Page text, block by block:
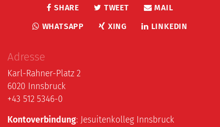
SHARE TWEET
MAIL
WHATSAPP
XING LINKEDIN
Adresse
Karl-Rahner-Platz 2
6020 Innsbruck
+43 512 5346-0
Kontoverbindung: Jesuitenkolleg Innsbruck